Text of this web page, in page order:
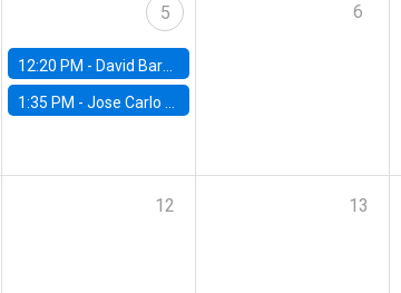
5
12:20 PM - David Bardey, Universidad de los Andes - CEDE
1:35 PM -Jose Carlo Bermudez, UC (ME) & World Bank
6
12 13